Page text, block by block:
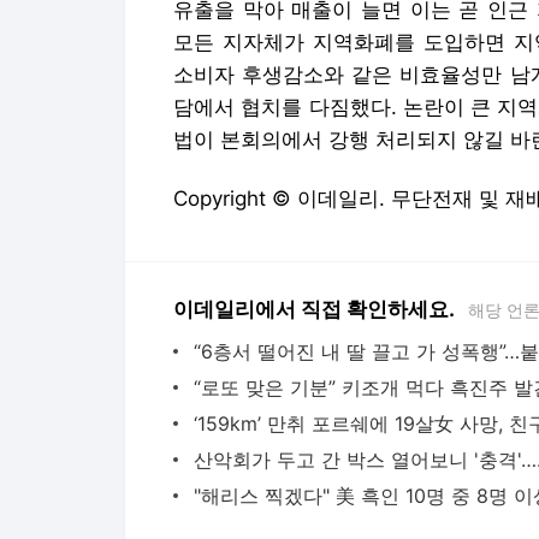
유출을 막아 매출이 늘면 이는 곧 인
모든 지자체가 지역화폐를 도입하면
소비자 후생감소와 같은 비효율성만
담에서 협치를 다짐했다. 논란이 큰 지
법이 본회의에서 강행 처리되지 않길 바
Copyright © 이데일리. 무단전재 및 재
이데일리에서 직접 확인하세요. 해당 언
산악